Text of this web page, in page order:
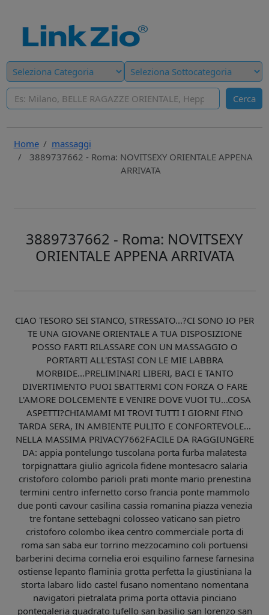
Cerca
Home
massaggi
3889737662 - Roma: NOVITSEXY ORIENTALE APPENA
ARRIVATA
3889737662 - Roma: NOVITSEXY
ORIENTALE APPENA ARRIVATA
CIAO TESORO SEI STANCO, STRESSATO...?CI SONO IO PER
TE UNA GIOVANE ORIENTALE A TUA DISPOSIZIONE
POSSO FARTI RILASSARE CON UN MASSAGGIO O
PORTARTI ALL'ESTASI CON LE MIE LABBRA
MORBIDE...PRELIMINARI LIBERI, BACI E TANTO
DIVERTIMENTO PUOI SBATTERMI CON FORZA O FARE
L'AMORE DOLCEMENTE E VENIRE DOVE VUOI TU...COSA
ASPETTI?CHIAMAMI MI TROVI TUTTI I GIORNI FINO
TARDA SERA, IN AMBIENTE PULITO E CONFORTEVOLE...
NELLA MASSIMA PRIVACY7662FACILE DA RAGGIUNGERE
DA: appia pontelungo tuscolana porta furba malatesta
torpignattara giulio agricola fidene montesacro salaria
cristoforo colombo parioli prati monte mario prenestina
termini centro infernetto corso francia ponte mammolo
due ponti cavour casilina cassia romanina piazza venezia
tre fontane settebagni colosseo vaticano san pietro
cristoforo colombo ikea centro commerciale porta di
roma san saba eur torrino mezzocamino coli portuensi
barberini decima cornelia eroi esquilino farnese farnesina
ostiense lepanto flaminia grotta perfetta la giustiniana la
storta labaro lido castel fusano nomentano nomentana
navigatori pietralata prima porta ottavia pinciano
pontegaleria quadrato tufello san basilio san lorenzo san